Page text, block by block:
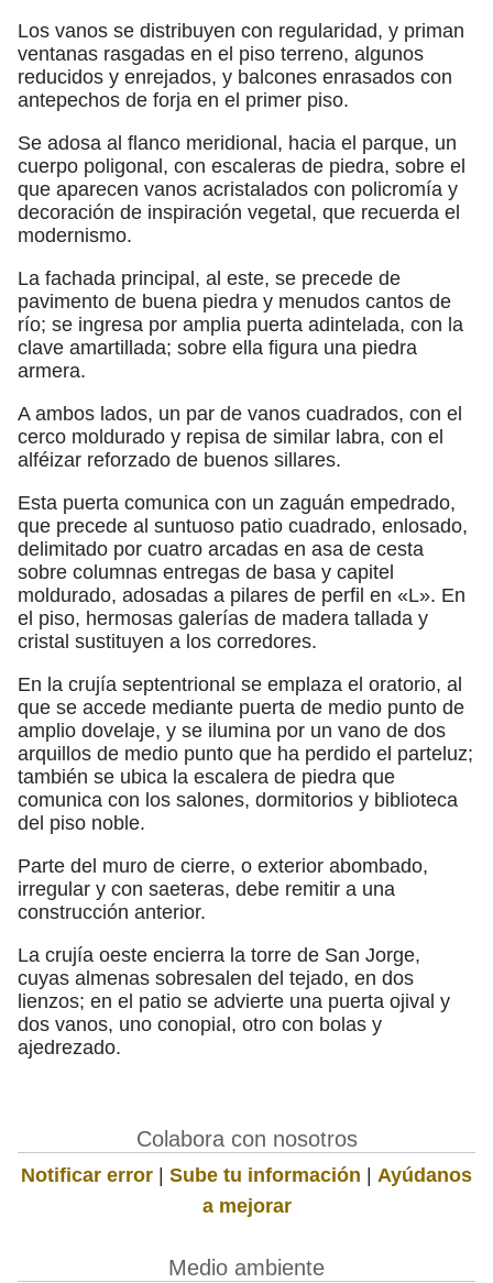
Los vanos se distribuyen con regularidad, y priman
ventanas rasgadas en el piso terreno, algunos
reducidos y enrejados, y balcones enrasados con
antepechos de forja en el primer piso.
Se adosa al flanco meridional, hacia el parque, un
cuerpo poligonal, con escaleras de piedra, sobre el
que aparecen vanos acristalados con policromía y
decoración de inspiración vegetal, que recuerda el
modernismo.
La fachada principal, al este, se precede de
pavimento de buena piedra y menudos cantos de
río; se ingresa por amplia puerta adintelada, con la
clave amartillada; sobre ella figura una piedra
armera.
A ambos lados, un par de vanos cuadrados, con el
cerco moldurado y repisa de similar labra, con el
alféizar reforzado de buenos sillares.
Esta puerta comunica con un zaguán empedrado,
que precede al suntuoso patio cuadrado, enlosado,
delimitado por cuatro arcadas en asa de cesta
sobre columnas entregas de basa y capitel
moldurado, adosadas a pilares de perfil en «L». En
el piso, hermosas galerías de madera tallada y
cristal sustituyen a los corredores.
En la crujía septentrional se emplaza el oratorio, al
que se accede mediante puerta de medio punto de
amplio dovelaje, y se ilumina por un vano de dos
arquillos de medio punto que ha perdido el parteluz;
también se ubica la escalera de piedra que
comunica con los salones, dormitorios y biblioteca
del piso noble.
Parte del muro de cierre, o exterior abombado,
irregular y con saeteras, debe remitir a una
construcción anterior.
La crujía oeste encierra la torre de San Jorge,
cuyas almenas sobresalen del tejado, en dos
lienzos; en el patio se advierte una puerta ojival y
dos vanos, uno conopial, otro con bolas y
ajedrezado.
Colabora con nosotros
Notificar error | Sube tu información | Ayúdanos
a mejorar
Medio ambiente